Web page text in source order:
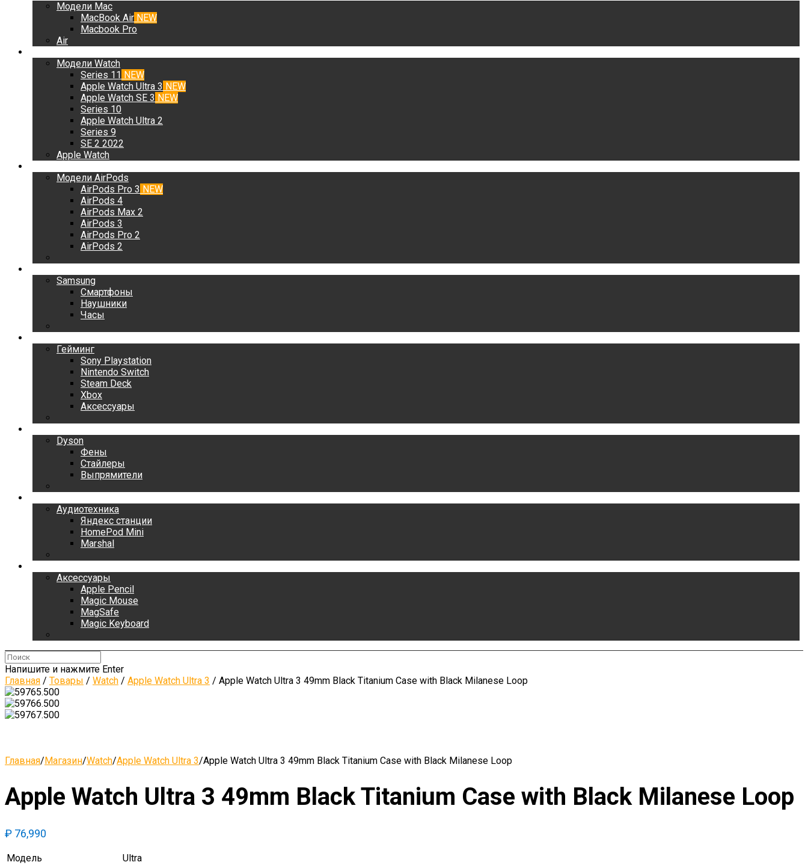
Модели Mac
MacBook Air NEW
Macbook Pro
Air
Модели Watch
Series 11 NEW
Apple Watch Ultra 3 NEW
Apple Watch SE 3 NEW
Series 10
Apple Watch Ultra 2
Series 9
SE 2 2022
Apple Watch
Модели AirPods
AirPods Pro 3 NEW
AirPods 4
AirPods Max 2
AirPods 3
AirPods Pro 2
AirPods 2
Samsung
Смартфоны
Наушники
Часы
Гейминг
Sony Playstation
Nintendo Switch
Steam Deck
Xbox
Аксессуары
Dyson
Фены
Стайлеры
Выпрямители
Аудиотехника
Яндекс станции
HomePod Mini
Marshal
Аксессуары
Apple Pencil
Magic Mouse
MagSafe
Magic Keyboard
Напишите и нажмите Enter
Главная / Товары / Watch / Apple Watch Ultra 3 / Apple Watch Ultra 3 49mm Black Titanium Case with Black Milanese Loop
Главная/Магазин/Watch/Apple Watch Ultra 3/Apple Watch Ultra 3 49mm Black Titanium Case with Black Milanese Loop
Apple Watch Ultra 3 49mm Black Titanium Case with Black Milanese Loop
₽ 76,990
Модель
Ultra